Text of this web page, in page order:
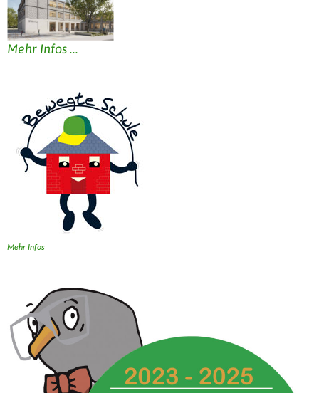
Mehr Infos ...
Mehr Infos